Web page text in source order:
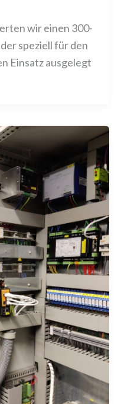
wir einen 300-
speziell für den
Einsatz ausgelegt